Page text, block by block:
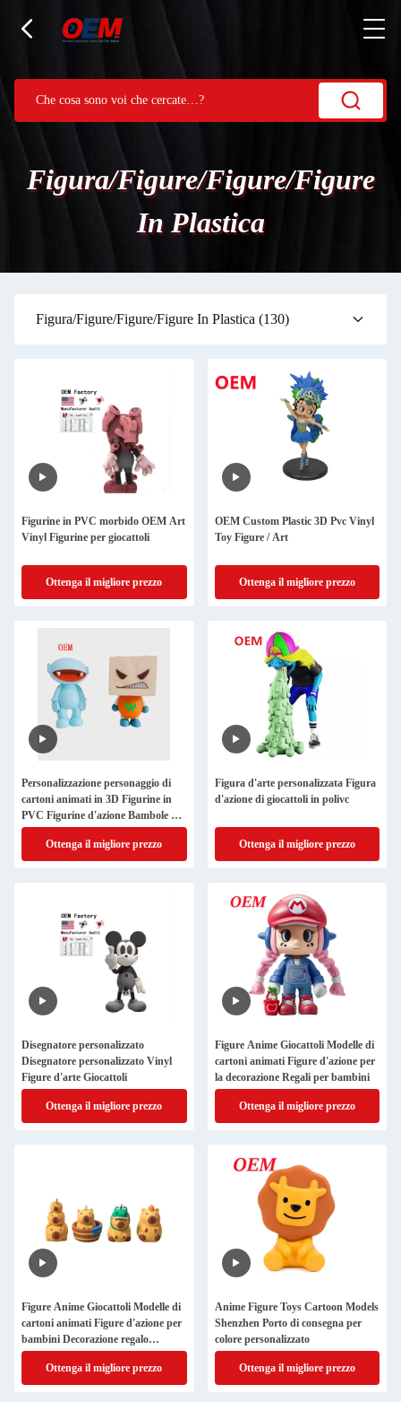
Figura/figure/figure/figure
In Plastica
Figura/figure/figure/figure In Plastica (130)
Figurine in PVC morbido OEM Art
Vinyl Figurine per giocattoli
Ottenga il migliore prezzo
OEM Custom Plastic 3D Pvc Vinyl
Toy Figure / Art
Ottenga il migliore prezzo
Personalizzazione personaggio di
cartoni animati in 3D Figurine in
PVC Figurine d'azione Bambole di
plastica Giocattoli
Ottenga il migliore prezzo
Figura d'arte personalizzata Figura
d'azione di giocattoli in polivc
Ottenga il migliore prezzo
Disegnatore personalizzato
Disegnatore personalizzato Vinyl
Figure d'arte Giocattoli
Ottenga il migliore prezzo
Figure Anime Giocattoli Modelle di
cartoni animati Figure d'azione per
la decorazione Regali per bambini
Ottenga il migliore prezzo
Figure Anime Giocattoli Modelle di
cartoni animati Figure d'azione per
bambini Decorazione regalo
Materiale PVC
Ottenga il migliore prezzo
Anime Figure Toys Cartoon Models
Shenzhen Porto di consegna per
colore personalizzato
Ottenga il migliore prezzo